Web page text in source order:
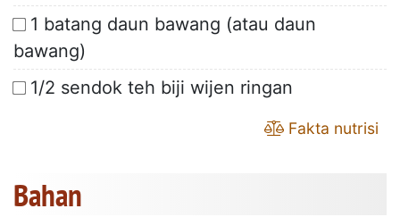
1 batang daun bawang (atau daun
bawang)
1/2 sendok teh biji wijen ringan
Fakta nutrisi
Bahan